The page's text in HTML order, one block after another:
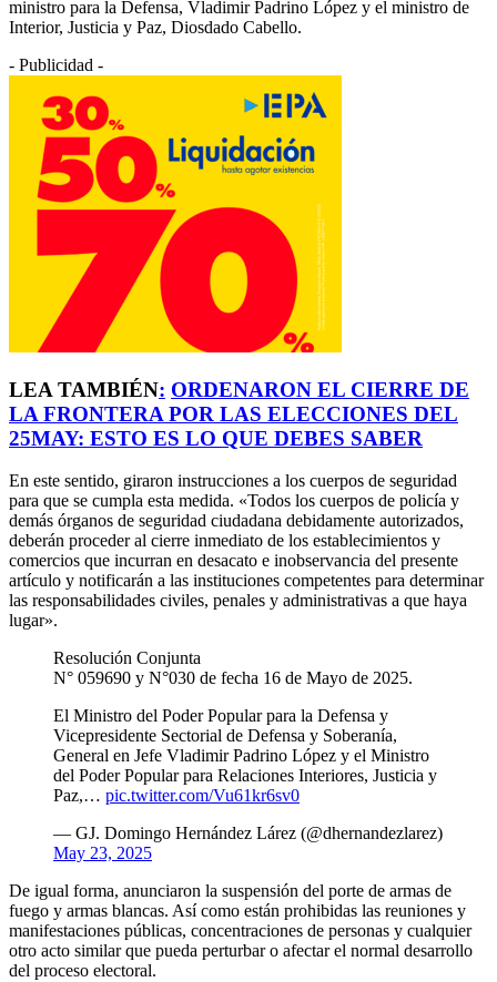
ministro para la Defensa, Vladimir Padrino López y el ministro de
Interior, Justicia y Paz, Diosdado Cabello.
- Publicidad -
LEA TAMBIÉN: ORDENARON EL CIERRE DE
LA FRONTERA POR LAS ELECCIONES DEL
25MAY: ESTO ES LO QUE DEBES SABER
En este sentido, giraron instrucciones a los cuerpos de seguridad
para que se cumpla esta medida. «Todos los cuerpos de policía y
demás órganos de seguridad ciudadana debidamente autorizados,
deberán proceder al cierre inmediato de los establecimientos y
comercios que incurran en desacato e inobservancia del presente
artículo y notificarán a las instituciones competentes para determinar
las responsabilidades civiles, penales y administrativas a que haya
lugar».
Resolución Conjunta
N° 059690 y N°030 de fecha 16 de Mayo de 2025.
El Ministro del Poder Popular para la Defensa y
Vicepresidente Sectorial de Defensa y Soberanía,
General en Jefe Vladimir Padrino López y el Ministro
del Poder Popular para Relaciones Interiores, Justicia y
Paz,… pic.twitter.com/Vu61kr6sv0
— GJ. Domingo Hernández Lárez (@dhernandezlarez)
May 23, 2025
De igual forma, anunciaron la suspensión del porte de armas de
fuego y armas blancas. Así como están prohibidas las reuniones y
manifestaciones públicas, concentraciones de personas y cualquier
otro acto similar que pueda perturbar o afectar el normal desarrollo
del proceso electoral.